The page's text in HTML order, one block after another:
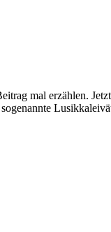
mal erzählen.
sogenannte